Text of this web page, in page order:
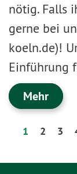
nötig. Falls
gerne bei
koeln.de)!
Einführung
Mehr
1 2 3